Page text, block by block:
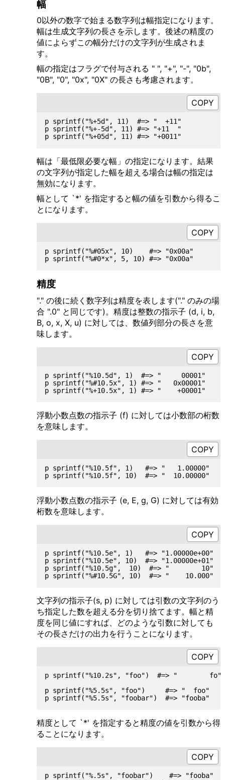
幅
0以外の数字で始まる数字列は幅指定になります。
幅は生成文字列の長さを示します。後述の精度の
値によらずこの幅分だけの文字列が生成されま
す。
幅の指定はフラグで付与される " ", "+", "-", "0b",
"0B", "0", "0x", "0X" の長さも考慮されます。
p sprintf("%+5d", 11)  #=> "  +11"
p sprintf("%+-5d", 11) #=> "+11  "
幅は「最低限必要な幅」の指定になります。結果
の文字列が指定した幅を超える場合は幅の指定は
無効になります。
幅として `*' を指定すると幅の値を引数から得るこ
とになります。
p sprintf("%#05x", 10)    #=> "0x00a"
精度
"." の後に続く数字列は精度を表します("." のみの場
合 ".0" と同じです)。精度は整数の指示子 (d, i, b,
B, o, x, X, u) に対しては、数値列部分の長さを意
味します。
p sprintf("%10.5d", 1)  #=> "     00001"
p sprintf("%#10.5x", 1) #=> "   0x00001"
浮動小数点数の指示子 (f) に対しては小数部の桁数
を意味します。
p sprintf("%10.5f", 1)   #=> "   1.00000"
浮動小数点数の指示子 (e, E, g, G) に対しては有効
桁数を意味します。
p sprintf("%10.5e", 1)   #=> "1.00000e+00"
p sprintf("%10.5e", 10)  #=> "1.00000e+01"
p sprintf("%10.5g",  10)  #=> "        10"
文字列の指示子(s, p) に対しては引数の文字列のう
ち指定した数を超える分を切り捨てます。幅と精
度を同じ値にすれば、どのような引数に対しても
その長さだけの出力を行うことになります。
p sprintf("%10.2s", "foo")  #=> "        fo"
p sprintf("%5.5s", "foo")     #=> "  foo"
精度として `*' を指定すると精度の値を引数から得
ることになります。
p sprintf("%.5s", "foobar")    #=> "fooba"